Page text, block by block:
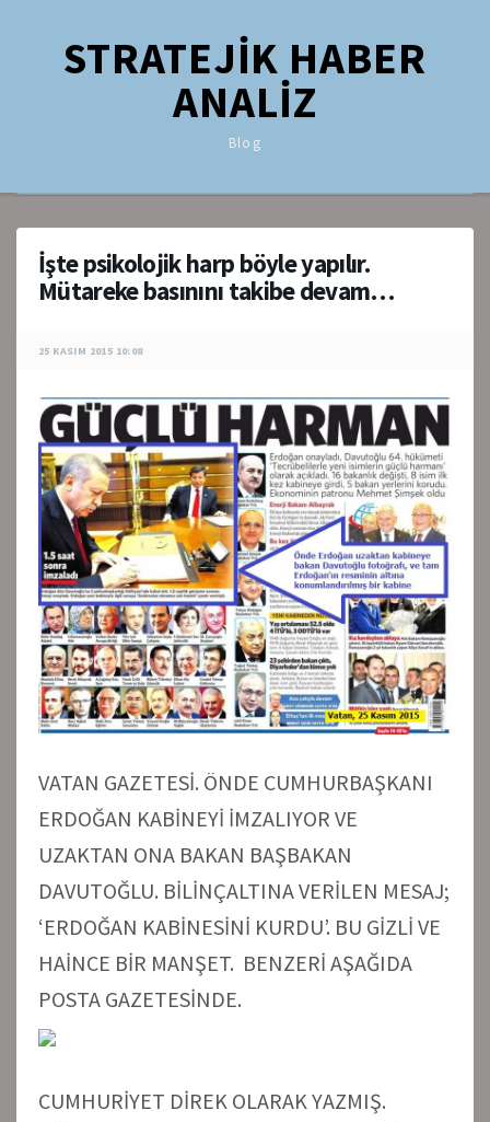
STRATEJİK HABER
ANALİZ
Blog
İşte psikolojik harp böyle yapılır.
Mütareke basınını takibe devam…
25 KASIM 2015 10:08
VATAN GAZETESİ. ÖNDE CUMHURBAŞKANI
ERDOĞAN KABİNEYİ İMZALIYOR VE
UZAKTAN ONA BAKAN BAŞBAKAN
DAVUTOĞLU. BİLİNÇALTINA VERİLEN MESAJ;
‘ERDOĞAN KABİNESİNİ KURDU’. BU GİZLİ VE
HAİNCE BİR MANŞET. BENZERİ AŞAĞIDA
POSTA GAZETESİNDE.
CUMHURİYET DİREK OLARAK YAZMIŞ.